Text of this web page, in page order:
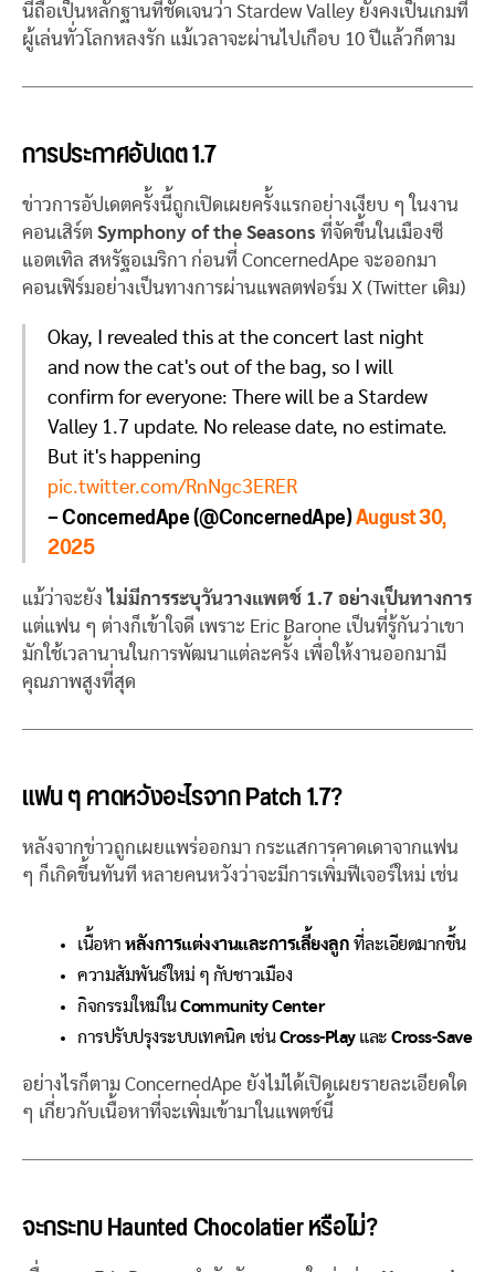
นี่ถือเป็นหลักฐานที่ชัดเจนว่า Stardew Valley ยังคงเป็นเกมที่
ผู้เล่นทั่วโลกหลงรัก แม้เวลาจะผ่านไปเกือบ 10 ปีแล้วก็ตาม
การประกาศอัปเดต 1.7
ข่าวการอัปเดตครั้งนี้ถูกเปิดเผยครั้งแรกอย่างเงียบ ๆ ในงาน
คอนเสิร์ต Symphony of the Seasons ที่จัดขึ้นในเมืองซี
แอตเทิล สหรัฐอเมริกา ก่อนที่ ConcernedApe จะออกมา
คอนเฟิร์มอย่างเป็นทางการผ่านแพลตฟอร์ม X (Twitter เดิม)
Okay, I revealed this at the concert last night
and now the cat's out of the bag, so I will
confirm for everyone: There will be a Stardew
Valley 1.7 update. No release date, no estimate.
But it's happening
pic.twitter.com/RnNgc3ERER
— ConcernedApe (@ConcernedApe)August 30,
2025
แม้ว่าจะยังไม่มีการระบุวันวางแพตช์ 1.7 อย่างเป็นทางการ
แต่แฟน ๆ ต่างก็เข้าใจดี เพราะ Eric Barone เป็นที่รู้กันว่าเขา
มักใช้เวลานานในการพัฒนาแต่ละครั้ง เพื่อให้งานออกมามี
คุณภาพสูงที่สุด
แฟน ๆ คาดหวังอะไรจาก Patch 1.7?
หลังจากข่าวถูกเผยแพร่ออกมา กระแสการคาดเดาจากแฟน
ๆ ก็เกิดขึ้นทันที หลายคนหวังว่าจะมีการเพิ่มฟีเจอร์ใหม่ เช่น
เนื้อหา หลังการแต่งงานและการเลี้ยงลูก ที่ละเอียดมากขึ้น
ความสัมพันธ์ใหม่ ๆ กับชาวเมือง
กิจกรรมใหม่ในCommunity Center
การปรับปรุงระบบเทคนิค เช่นCross-Playและ Cross-Save
อย่างไรก็ตาม ConcernedApe ยังไม่ได้เปิดเผยรายละเอียดใด
ๆ เกี่ยวกับเนื้อหาที่จะเพิ่มเข้ามาในแพตช์นี้
จะกระทบ Haunted Chocolatier หรือไม่?